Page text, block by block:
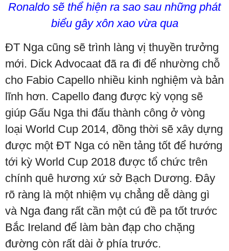
Ronaldo sẽ thể hiện ra sao sau những phát
biểu gây xôn xao vừa qua
ĐT Nga cũng sẽ trình làng vị thuyền trưởng
mới. Dick Advocaat đã ra đi để nhường chỗ
cho Fabio Capello nhiều kinh nghiệm và bản
lĩnh hơn. Capello đang được kỳ vọng sẽ
giúp Gấu Nga thi đấu thành công ở vòng
loại World Cup 2014, đồng thời sẽ xây dựng
được một ĐT Nga có nền tảng tốt để hướng
tới kỳ World Cup 2018 được tổ chức trên
chính quê hương xứ sở Bạch Dương. Đây
rõ ràng là một nhiệm vụ chẳng dễ dàng gì
và Nga đang rất cần một cú đề pa tốt trước
Bắc Ireland để làm bàn đạp cho chặng
đường còn rất dài ở phía trước.